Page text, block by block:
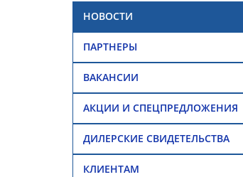
НОВОСТИ
ПАРТНЕРЫ
ВАКАНСИИ
АКЦИИ И СПЕЦПРЕДЛОЖЕНИЯ
ДИЛЕРСКИЕ СВИДЕТЕЛЬСТВА
КЛИЕНТАМ